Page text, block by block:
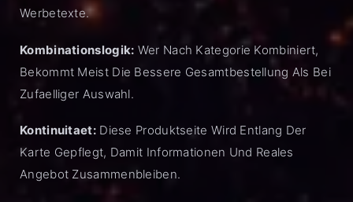
Werbetexte.
Kombinationslogik: Wer Nach Kategorie Kombiniert,
Bekommt Meist Die Bessere Gesamtbestellung Als Bei
Zufaelliger Auswahl.
Kontinuitaet:Diese Produktseite Wird Entlang Der
Karte Gepflegt, Damit Informationen Und Reales
Angebot Zusammenbleiben.